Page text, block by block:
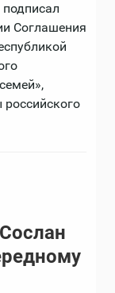
Соглашения